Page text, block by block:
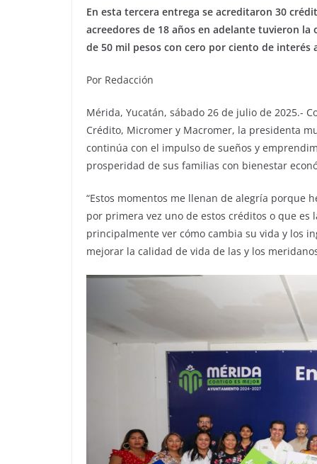
En esta tercera entrega se acreditaron 30
acreedores de 18 años en adelante tuvieron
de 50 mil pesos con cero por ciento de interés
Por Redacción
Mérida, Yucatán, sábado 26 de julio de 2025.-
Crédito, Micromer y Macromer, la presidenta
continúa con el impulso de sueños y
prosperidad de sus familias con bienestar
“Estos momentos me llenan de alegría porque
por primera vez uno de estos créditos o que
principalmente ver cómo cambia su vida y los
mejorar la calidad de vida de las y los